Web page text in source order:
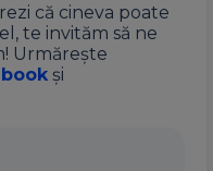
că cineva poate
te invităm să ne
Urmărește
și